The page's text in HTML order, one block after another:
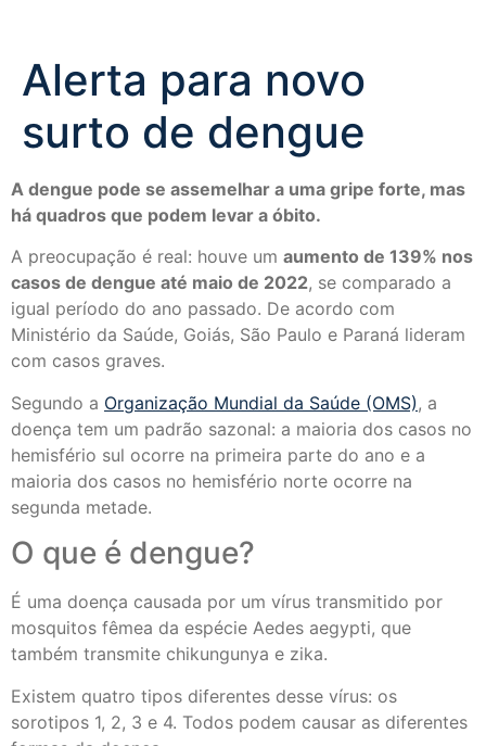
Alerta para novo
surto de dengue
A dengue pode se assemelhar a uma gripe forte, mas
há quadros que podem levar a óbito.
A preocupação é real: houve um aumento de 139% nos
casos de dengue até maio de 2022, se comparado a
igual período do ano passado. De acordo com
Ministério da Saúde, Goiás, São Paulo e Paraná lideram
com casos graves.
Segundo a Organização Mundial da Saúde (OMS) , a
doença tem um padrão sazonal: a maioria dos casos no
hemisfério sul ocorre na primeira parte do ano e a
maioria dos casos no hemisfério norte ocorre na
segunda metade.
O que é dengue?
É uma doença causada por um vírus transmitido por
mosquitos fêmea da espécie Aedes aegypti, que
também transmite chikungunya e zika.
Existem quatro tipos diferentes desse vírus: os
sorotipos 1, 2, 3 e 4. Todos podem causar as diferentes